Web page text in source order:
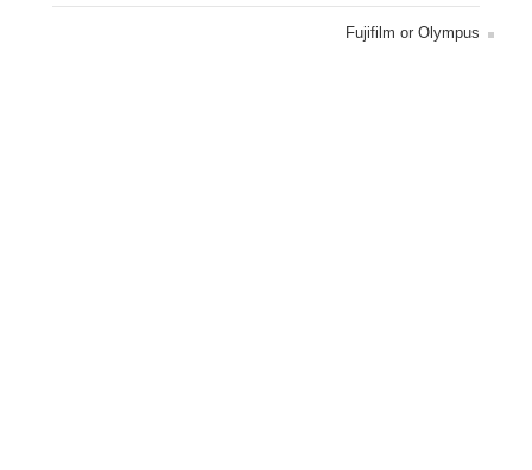
Fujifilm or Olympus